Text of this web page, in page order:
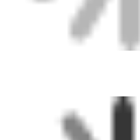
О Компании
контроль качества